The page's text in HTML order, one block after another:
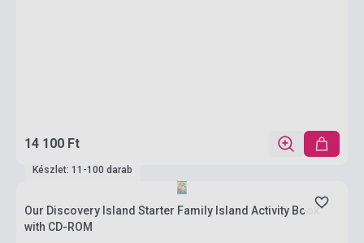
14 100 Ft
Készlet: 11-100 darab
Our Discovery Island Starter Family Island Activity Book
with CD-ROM